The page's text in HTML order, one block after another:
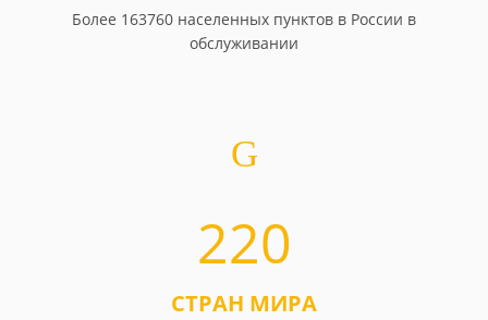
Более 163760 населенных пунктов в России в
обслуживании
220
СТРАН МИРА